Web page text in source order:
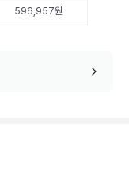
596,957원